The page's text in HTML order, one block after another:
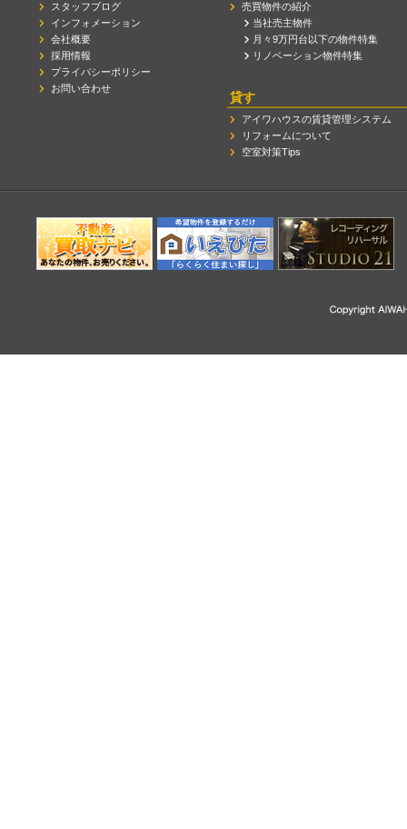
スタッフブログ
インフォメーション
会社概要
採用情報
プライバシーポリシー
お問い合わせ
売買物件の紹介
当社売主物件
月々9万円台以下の物件特集
リノベーション物件特集
貸す
アイワハウスの賃貸管理システム
リフォームについて
空室対策Tips